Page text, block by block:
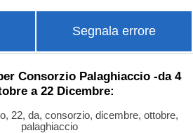
Segnala errore
Consorzio Palaghiaccio -da 4
a 22 Dicembre:
22, da, consorzio, dicembre, ottobre,
palaghiaccio